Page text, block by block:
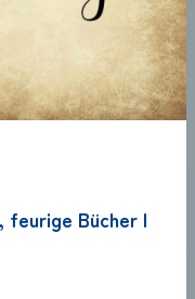
feurige Bücher |